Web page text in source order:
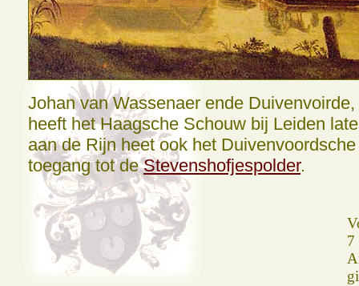
Johan van Wassenaer ende
heeft het Haagsche Schouw bij Leiden
aan de Rijn heet ook het
toegang tot deStevenshofjespolder.
7